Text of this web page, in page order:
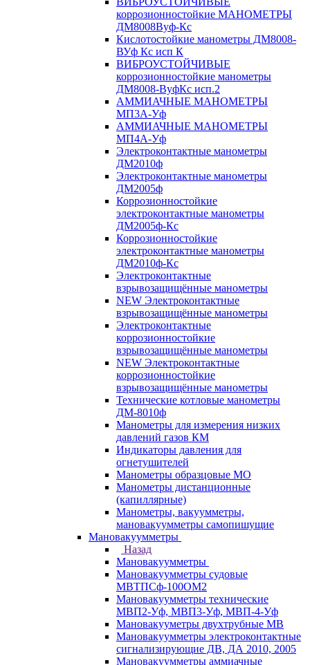
коррозионностойкие МАНОМЕТРЫ
ДМ8008Вуф-Кс
Кислотостойкие манометры ДМ8008-
ВУф Кс исп К
ВИБРОУСТОЙЧИВЫЕ
коррозионностойкие манометры
ДМ8008-ВуфКс исп.2
АММИАЧНЫЕ МАНОМЕТРЫ
МП3А-Уф
АММИАЧНЫЕ МАНОМЕТРЫ
МП4А-Уф
Электроконтактные манометры
ДМ2010ф
Электроконтактные манометры
ДМ2005ф
Коррозионностойкие
электроконтактные манометры
ДМ2005ф-Кс
Коррозионностойкие
электроконтактные манометры
ДМ2010ф-Кс
Электроконтактные
взрывозащищённые манометры
NEW Электроконтактные
взрывозащищённые манометры
Электроконтактные
коррозионностойкие
взрывозащищённые манометры
NEW Электроконтактные
коррозионностойкие
взрывозащищённые манометры
Технические котловые манометры
ДМ-8010ф
Манометры для измерения низких
давлений газов КМ
Индикаторы давления для
огнетушителей
Манометры образцовые МО
Манометры дистанционные
(капиллярные)
Манометры, вакуумметры,
мановакуумметры самопишущие
Мановакуумметры
Назад
Мановакуумметры
Мановакуумметры судовые
МВТПСф-100ОМ2
Мановакуумметры технические
МВП2-Уф, МВП3-Уф, МВП-4-Уф
Мановакууметры двухтрубные МВ
Мановакуумметры электроконтактные
сигнализирующие ДВ, ДА 2010, 2005
Мановакуумметры аммиачные